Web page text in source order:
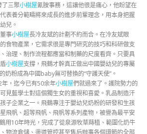
了三聚小樹屋氰胺事務，這讓他很是痛心，他盼望在
表養分範疇將來成長的進步前輩理念，用本身把握
兒。
事小樹屋長冷友斌的計劃不約而合。在冷友斌眼
食物產業，它需求很是專門研究的技巧和科研做支
治理、制作流程都應當和制藥的尺度看齊。只要具
小樹屋支撐，飛鶴才幹真正做出中國嬰幼兒的專屬
奶粉成為中國baby無可替換的“守護天使”。
，迄今已有50余年小樹屋們就過來了。護院勢力的
見藍學士對這個獨生女的重視和喜愛。乳品制造汗
子企業之一。飛鶴專注于嬰幼兒奶粉的研發和生孩
飛帆、超等飛帆、飛帆等系列產物，被譽為最平安
用10年時光，完成了從泉源牧草蒔植、範圍化奶牛
物流倉儲、渠道管控甚至售后辦事各個環節的全部